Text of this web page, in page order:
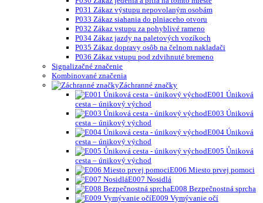
P031 Zákaz výstupu nepovolaným osobám
P033 Zákaz siahania do plniaceho otvoru
P032 Zákaz vstupu za pohyblivé rameno
P034 Zákaz jazdy na paletových vozíkoch
P035 Zákaz dopravy osôb na čelnom nakladači
P036 Zákaz vstupu pod zdvihnuté bremeno
Signalizačné značenie
Kombinované značenia
Záchranné značky
E001 Úniková
cesta – únikový východ
E003 Úniková
cesta – únikový východ
E004 Úniková
cesta – únikový východ
E005 Ůniková
cesta – únikový východ
E006 Miesto prvej pomoci
E007 Nosidlá
E008 Bezpečnostná sprcha
E009 Vymývanie očí